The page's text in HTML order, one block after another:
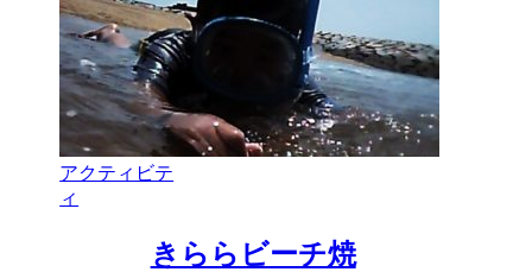
アクティビテ
ィ
きららビーチ焼